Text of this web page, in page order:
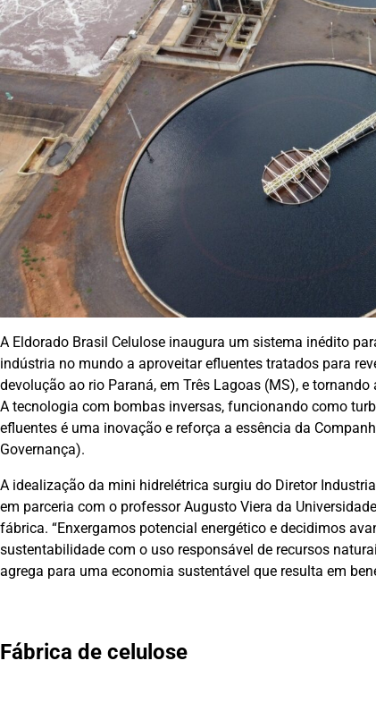
A Eldorado Brasil Celulose inaugura um sistema inédito
indústria no mundo a aproveitar efluentes tratados para
devolução ao rio Paraná, em Três Lagoas (MS), e
A tecnologia com bombas inversas, funcionando como
efluentes é uma inovação e reforça a essência da
Governança).
A idealização da mini hidrelétrica surgiu do Diretor
em parceria com o professor Augusto Viera da
fábrica. “Enxergamos potencial energético e decidimos
sustentabilidade com o uso responsável de recursos
agrega para uma economia sustentável que resulta em
Fábrica de celulose